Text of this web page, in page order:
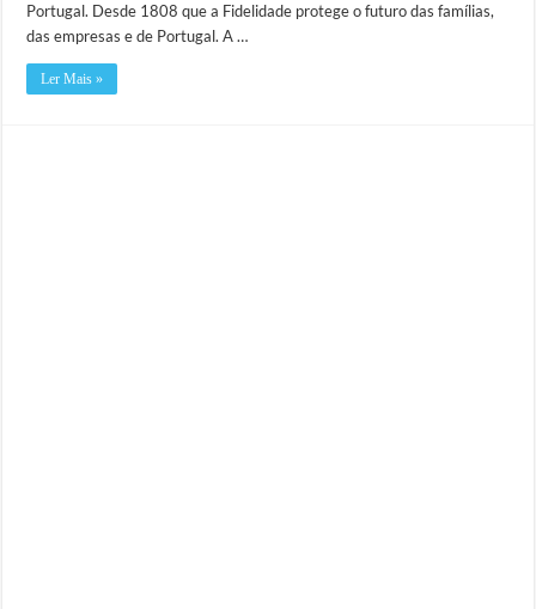
Portugal. Desde 1808 que a Fidelidade protege o futuro das famílias,
das empresas e de Portugal. A …
Ler Mais »